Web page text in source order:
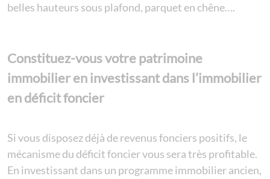
belles hauteurs sous plafond, parquet en chêne….
Constituez-vous votre patrimoine
immobilier en investissant dans l’immobilier
en déficit foncier
Si vous disposez déjà de revenus fonciers positifs, le
mécanisme du déficit foncier vous sera très profitable.
En investissant dans un programme immobilier ancien,